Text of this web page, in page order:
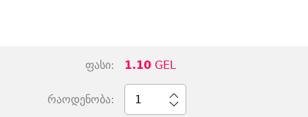
ფასი: 1.10GEL
რაოდენობა: 1